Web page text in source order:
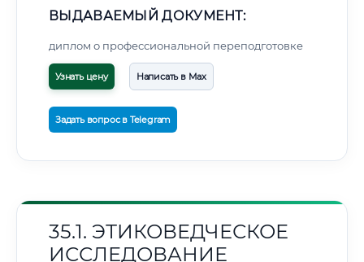
ВЫДАВАЕМЫЙ ДОКУМЕНТ:
диплом о профессиональной переподготовке
Узнать цену Написать в Max
Задать вопрос в Telegram
35.1. ЭТИКОВЕДЧЕСКОЕ
ИССЛЕДОВАНИЕ